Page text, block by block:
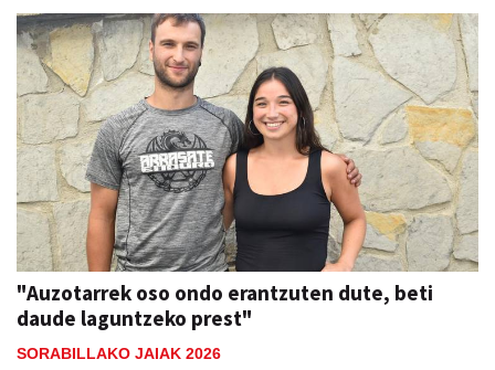
"Auzotarrek oso ondo erantzuten dute, beti
daude laguntzeko prest"
SORABILLAKO JAIAK 2026